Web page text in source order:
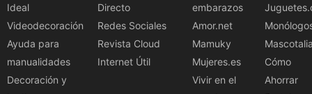
Ideal
Videodecoración
Ayuda para
manualidades
Decoración y
Directo
Redes Sociales
Revista Cloud
Internet Útil
embarazos
Amor.net
Mamuky
Mujeres.es
Vivir en el
Cómo
Ahorrar